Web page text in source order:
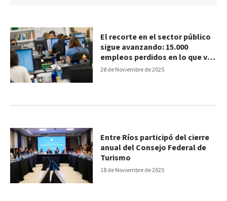
28 de Noviembre de 2025
El recorte en el sector público
sigue avanzando: 15.000
empleos perdidos en lo que va
del año
18 de Noviembre de 2025
Entre Ríos participó del cierre
anual del Consejo Federal de
Turismo